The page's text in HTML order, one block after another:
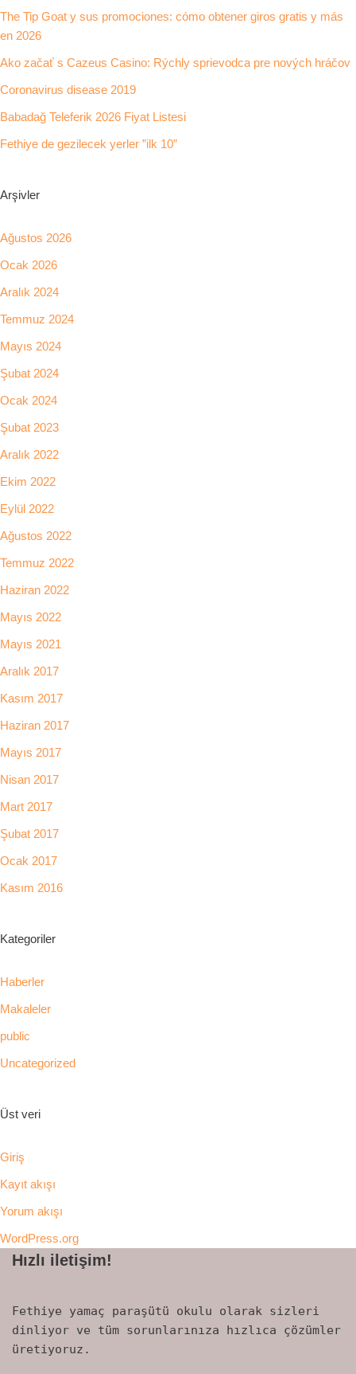
The Tip Goat y sus promociones: cómo obtener giros gratis y más
en 2026
Ako začať s Cazeus Casino: Rýchly sprievodca pre nových hráčov
Coronavirus disease 2019
Babadağ Teleferik 2026 Fiyat Listesi
Fethiye de gezilecek yerler ”ilk 10”
Arşivler
Ağustos 2026
Ocak 2026
Aralık 2024
Temmuz 2024
Mayıs 2024
Şubat 2024
Ocak 2024
Şubat 2023
Aralık 2022
Ekim 2022
Eylül 2022
Ağustos 2022
Temmuz 2022
Haziran 2022
Mayıs 2022
Mayıs 2021
Aralık 2017
Kasım 2017
Haziran 2017
Mayıs 2017
Nisan 2017
Mart 2017
Şubat 2017
Ocak 2017
Kasım 2016
Kategoriler
Haberler
Makaleler
public
Uncategorized
Üst veri
Giriş
Kayıt akışı
Yorum akışı
WordPress.org
Hızlı iletişim!
Fethiye yamaç paraşütü okulu olarak sizleri
dinliyor ve tüm sorunlarınıza hızlıca çözümler
üretiyoruz.